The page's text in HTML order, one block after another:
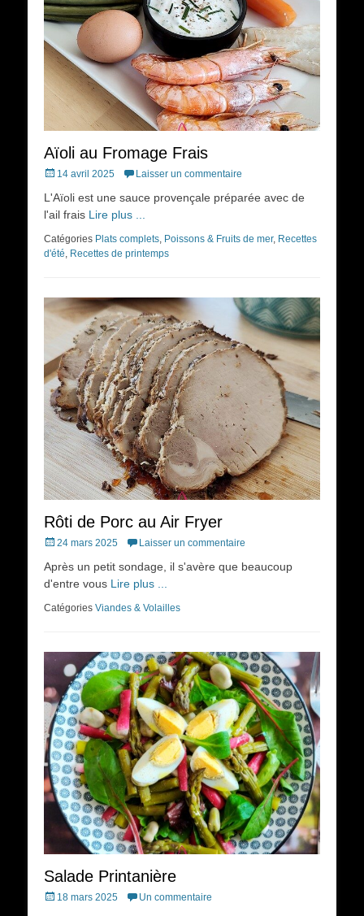
Aïoli au Fromage Frais
Posted
14 avril 2025 Laisser un commentaire
L'Aïoli est une sauce provençale préparée avec de
l'ail frais Lire plus ...
Catégories Plats complets, Poissons & Fruits de mer, Recettes
d'été, Recettes de printemps
Rôti de Porc au Air Fryer
Posted
24 mars 2025 Laisser un commentaire
Après un petit sondage, il s'avère que beaucoup
d'entre vous Lire plus ...
Catégories Viandes & Volailles
Salade Printanière
Posted
18 mars 2025 Un commentaire